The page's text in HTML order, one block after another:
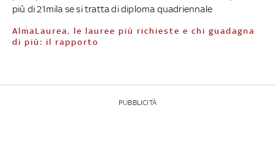
più di 21mila se si tratta di diploma quadriennale
AlmaLaurea, le lauree più richieste e chi guadagna
di più: il rapporto
PUBBLICITÀ